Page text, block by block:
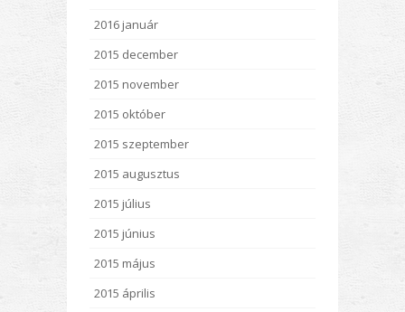
2016 január
2015 december
2015 november
2015 október
2015 szeptember
2015 augusztus
2015 július
2015 június
2015 május
2015 április